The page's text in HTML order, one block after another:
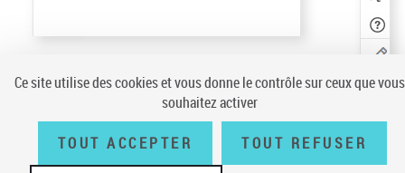
| A propos
Accessibilité (non conforme) | V 23.1.0
Ce site utilise des cookies et vous donne le contrôle sur ceux que vous
souhaitez activer
TOUT ACCEPTER TOUT REFUSER